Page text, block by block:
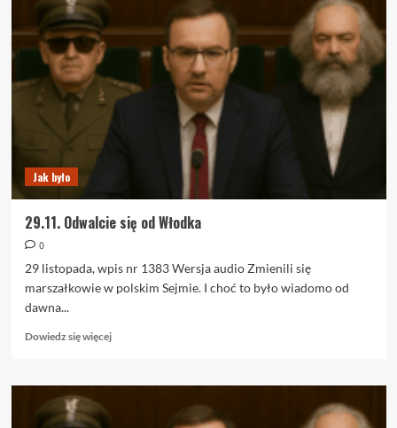
Och,
Jak było
29.11. Odwalcie się od Włodka
0
29 listopada, wpis nr 1383 Wersja audio Zmienili się
marszałkowie w polskim Sejmie. I choć to było wiadomo od
dawna...
Dowiedz się więcejDowiedz
o